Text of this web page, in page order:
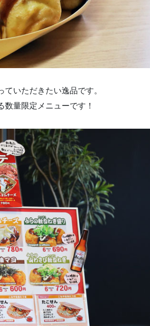
いただきたい逸品です。
量限定メニューです！